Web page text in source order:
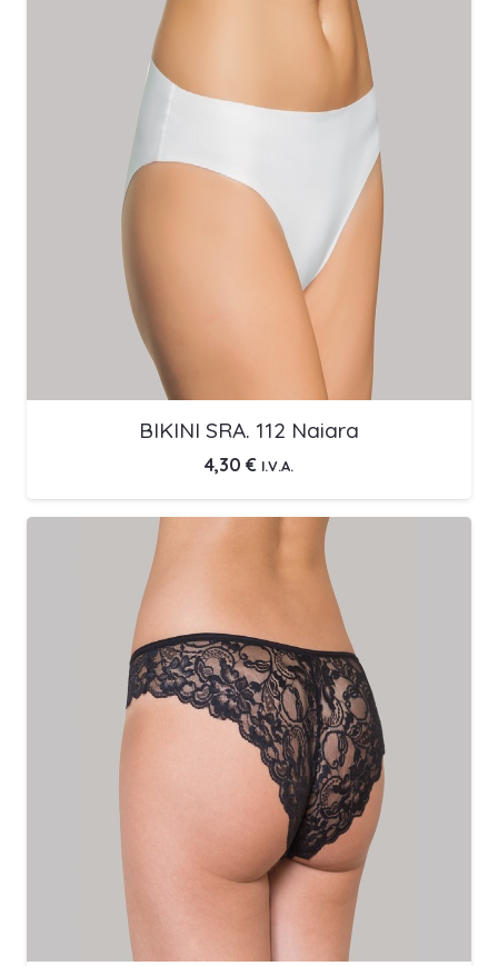
BIKINI SRA. 112 Naiara
4,30 € I.V.A.